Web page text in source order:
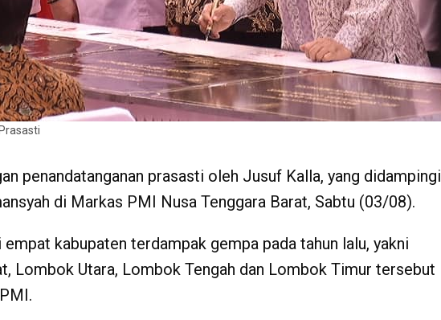
penandatanganan prasasti oleh Jusuf Kalla, yang didampingi
di Markas PMI Nusa Tenggara Barat, Sabtu (03/08).
kabupaten terdampak gempa pada tahun lalu, yakni
Lombok Utara, Lombok Tengah dan Lombok Timur tersebut